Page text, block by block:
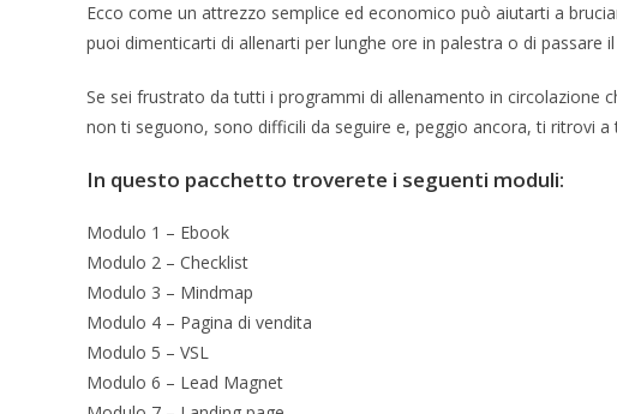
Ecco come un attrezzo semplice ed economico può aiutarti a
puoi dimenticarti di allenarti per lunghe ore in palestra o di passare
Se sei frustrato da tutti i programmi di allenamento in
non ti seguono, sono difficili da seguire e, peggio ancora, ti ritrovi
In questo pacchetto troverete i seguenti moduli:
Modulo 1 – Ebook
Modulo 2 – Checklist
Modulo 3 – Mindmap
Modulo 4 – Pagina di vendita
Modulo 5 – VSL
Modulo 6 – Lead Magnet